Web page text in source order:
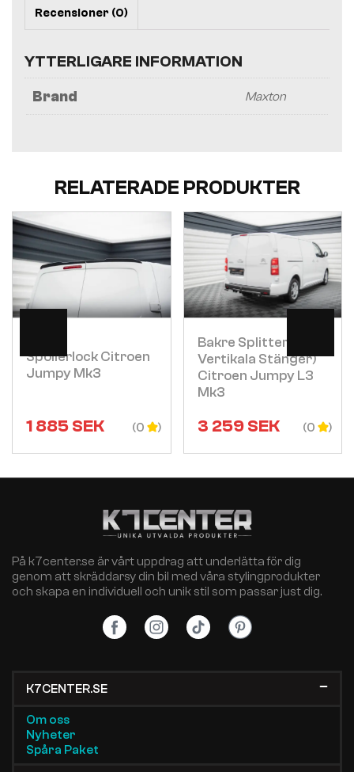
Recensioner (0)
YTTERLIGARE INFORMATION
Brand Maxton
RELATERADE PRODUKTER
Spoilerlock Citroen
Jumpy Mk3
1 885SEK (0
Visa
Bakre Splitter (med
Vertikala Stänger)
Citroen Jumpy L3
Mk3
3 259SEK (0
Visa
På k7center.se är vårt uppdrag att underlätta för dig
genom att skräddarsy din bil med våra stylingprodukter
och skapa en individuell och unik stil som passar just dig.
K7CENTER.SE
Om oss
Nyheter
Spåra Paket